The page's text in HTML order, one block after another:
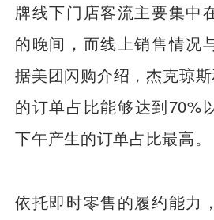
牌线下门店客流主要集中
的晚间，而线上销售情况
据美团闪购介绍，杰克琼
的订单占比能够达到70%
下午产生的订单占比最高。
依托即时零售的履约能力